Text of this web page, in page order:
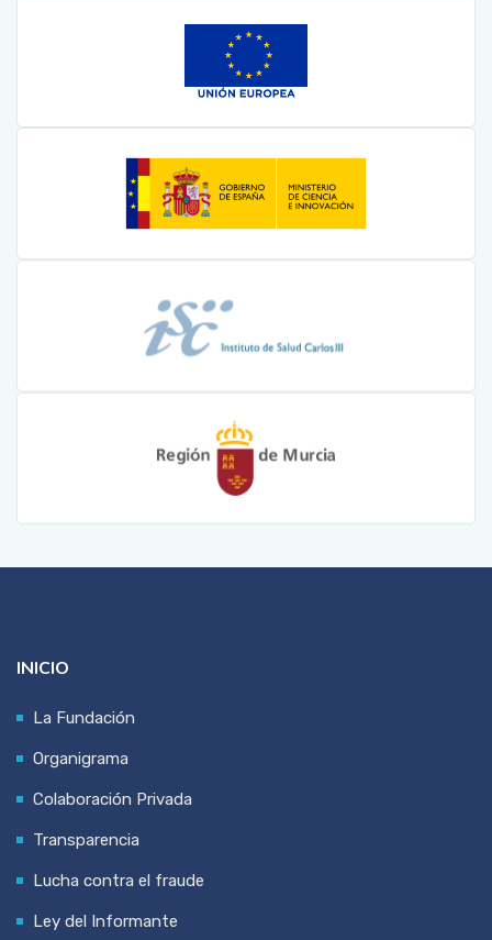
INICIO
La Fundación
Organigrama
Colaboración Privada
Transparencia
Lucha contra el fraude
Ley del Informante